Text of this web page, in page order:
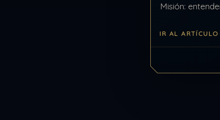
Misión:
Guerreros.
IR AL ARTÍCULO